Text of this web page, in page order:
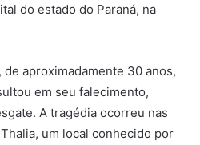
do estado do Paraná, na
aproximadamente 30 anos,
em seu falecimento,
A tragédia ocorreu nas
um local conhecido por